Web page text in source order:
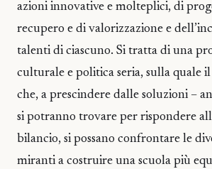
azioni innovative e molteplici, di
recupero e di valorizzazione e
talenti di ciascuno. Si tratta di una
culturale e politica seria, sulla quale
che, a prescindere dalle soluzioni –
si potranno trovare per rispondere
bilancio, si possano confrontare le
miranti a costruire una scuola più